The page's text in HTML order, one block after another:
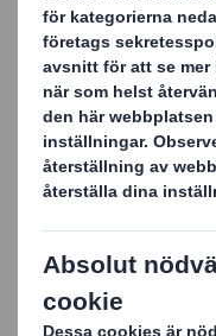
Vad
Förväntningarna
det handlar om
och minimalt med
nordiska konsumenter.